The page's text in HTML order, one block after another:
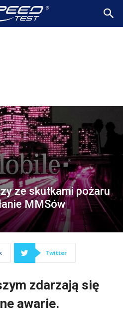
ze skutkami pożaru
MMSów
Twitter
zdarzają się
awarie.